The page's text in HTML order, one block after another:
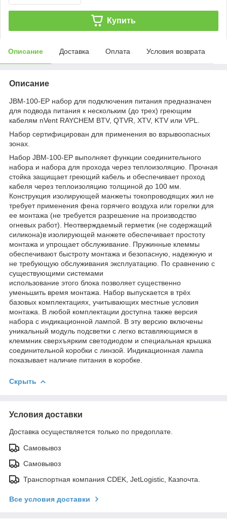
Купить
Описание Доставка Оплата Условия возврата
Описание
JBM-100-EP набор для подключения питания предназначен
для подвода питания к нескольким (до трех) греющим
кабелям nVent RAYCHEM BTV, QTVR, XTV, KTV или VPL.
Набор сертифицирован для применения во взрывоопасных
зонах.
Набор JBM-100-EP выполняет функции соединительного
набора и набора для прохода через теплоизоляцию. Прочная
стойка защищает греющий кабель и обеспечивает проход
кабеля через теплоизоляцию толщиной до 100 мм.
Конструкция изолирующей манжеты токопроводящих жил не
требует применения фена горячего воздуха или горелки для
ее монтажа (не требуется разрешение на производство
огневых работ). Неотверждаемый герметик (не содержащий
силикона)в изолирующей манжете обеспечивает простоту
монтажа и упрощает обслуживание. Пружинные клеммы
обеспечивают быстроту монтажа и безопасную, надежную и
не требующую обслуживания эксплуатацию. По сравнению с
существующими системами
использование этого блока позволяет существенно
уменьшить время монтажа. Набор выпускается в трёх
базовых комплектациях, учитывающих местные условия
монтажа. В любой комплектации доступна также версия
набора с индикационной лампой. В эту версию включены
уникальный модуль подсветки с легко вставляющимся в
клеммник сверхъярким светодиодом и специальная крышка
соединительной коробки с линзой. Индикационная лампа
показывает наличие питания в коробке.
Скрыть
Условия доставки
Доставка осуществляется только по предоплате.
Самовывоз
Самовывоз
Транспортная компания CDEK, JetLogistic, Казпочта.
Все условия доставки